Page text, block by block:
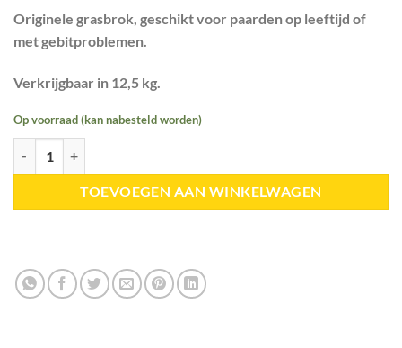
Originele grasbrok, geschikt voor paarden op leeftijd of
met gebitproblemen.
Verkrijgbaar in 12,5 kg.
Op voorraad (kan nabesteld worden)
TOEVOEGEN AAN WINKELWAGEN